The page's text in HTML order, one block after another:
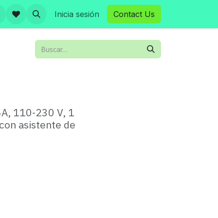
Inicia sesión Contact Us
110-230 V, 1
asistente de